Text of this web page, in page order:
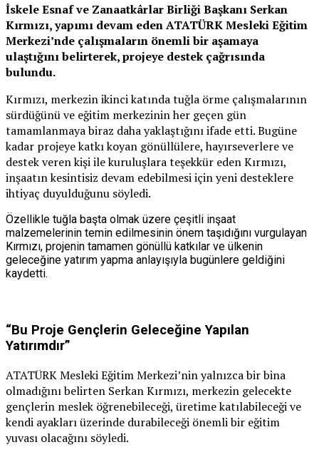
İskele Esnaf ve Zanaatkârlar Birliği Başkanı Serkan
Kırmızı, yapımı devam eden ATATÜRK Mesleki Eğitim
Merkezi’nde çalışmaların önemli bir aşamaya
ulaştığını belirterek, projeye destek çağrısında
bulundu.
Kırmızı, merkezin ikinci katında tuğla örme çalışmalarının
sürdüğünü ve eğitim merkezinin her geçen gün
tamamlanmaya biraz daha yaklaştığını ifade etti. Bugüne
kadar projeye katkı koyan gönüllülere, hayırseverlere ve
destek veren kişi ile kuruluşlara teşekkür eden Kırmızı,
inşaatın kesintisiz devam edebilmesi için yeni desteklere
ihtiyaç duyulduğunu söyledi.
Özellikle tuğla başta olmak üzere çeşitli inşaat
malzemelerinin temin edilmesinin önem taşıdığını vurgulayan
Kırmızı, projenin tamamen gönüllü katkılar ve ülkenin
geleceğine yatırım yapma anlayışıyla bugünlere geldiğini
kaydetti.
“Bu Proje Gençlerin Geleceğine Yapılan
Yatırımdır”
ATATÜRK Mesleki Eğitim Merkezi’nin yalnızca bir bina
olmadığını belirten Serkan Kırmızı, merkezin gelecekte
gençlerin meslek öğrenebileceği, üretime katılabileceği ve
kendi ayakları üzerinde durabileceği önemli bir eğitim
yuvası olacağını söyledi.